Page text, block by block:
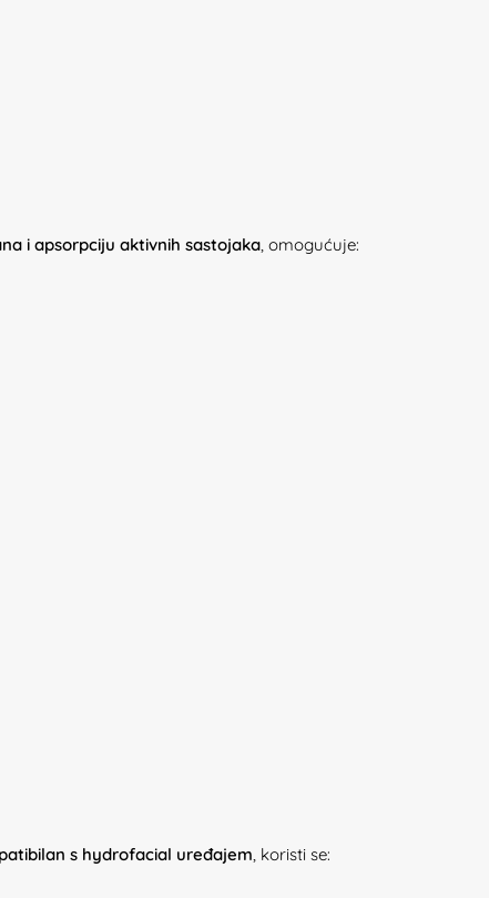
i apsorpciju aktivnih sastojaka, omogućuje:
s hydrofacial uređajem, koristi se: